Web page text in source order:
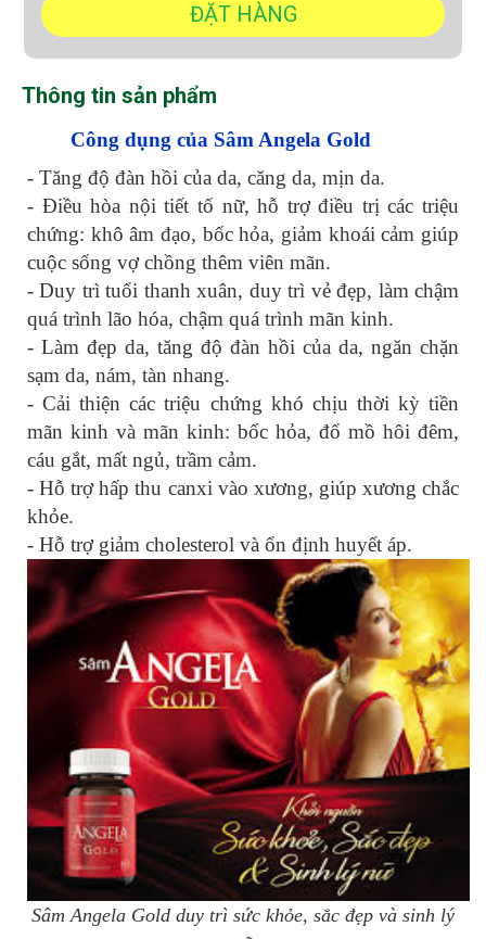
Thông tin sản phẩm
Công dụng của Sâm Angela Gold
- Tăng độ đàn hồi của da, căng da, mịn da.
- Điều hòa nội tiết tố nữ, hỗ trợ điều trị các triệu
chứng: khô âm đạo, bốc hỏa, giảm khoái cảm giúp
cuộc sống vợ chồng thêm viên mãn.
- Duy trì tuổi thanh xuân, duy trì vẻ đẹp, làm chậm
quá trình lão hóa, chậm quá trình mãn kinh.
- Làm đẹp da, tăng độ đàn hồi của da, ngăn chặn
sạm da, nám, tàn nhang.
- Cải thiện các triệu chứng khó chịu thời kỳ tiền
mãn kinh và mãn kinh: bốc hỏa, đổ mồ hôi đêm,
cáu gắt, mất ngủ, trầm cảm.
- Hỗ trợ hấp thu canxi vào xương, giúp xương chắc
khỏe.
- Hỗ trợ giảm cholesterol và ổn định huyết áp.
Sâm Angela Gold duy trì sức khỏe, sắc đẹp và sinh lý